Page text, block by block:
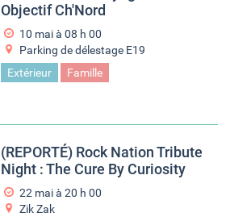
Objectif Ch'Nord
10 mai à 08 h 00
Parking de délestage E19
Extérieur
Famille
(REPORTÉ) Rock Nation Tribute
Night : The Cure By Curiosity
22 mai à 20 h 00
Zik Zak